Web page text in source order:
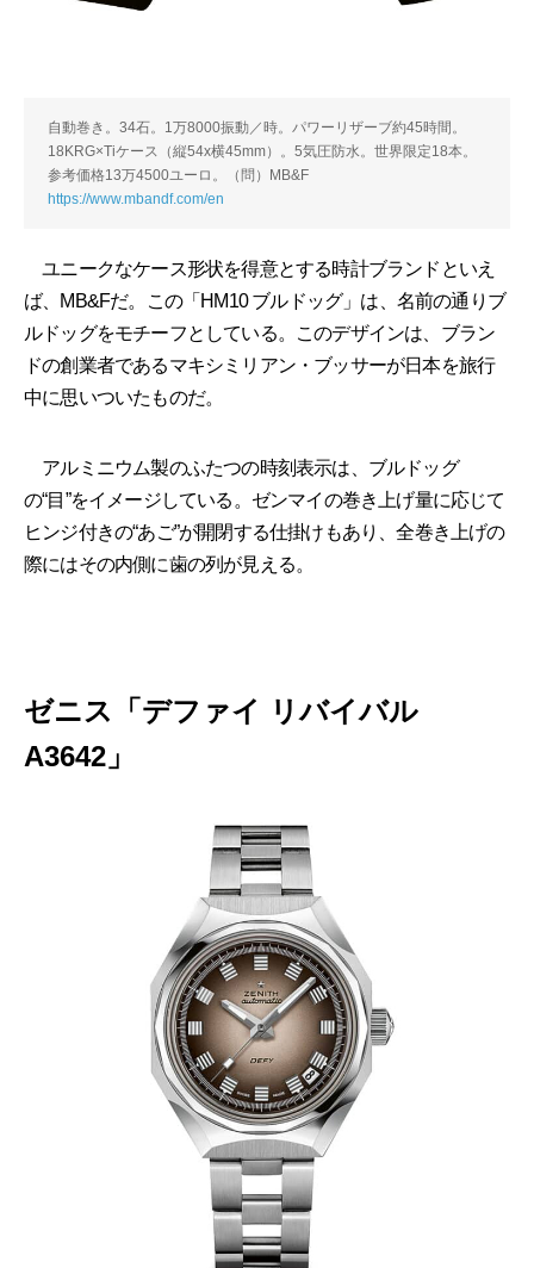
自動巻き。34石。1万8000振動／時。パワーリザーブ約45時間。
18KRG×Tiケース（縦54x横45mm）。5気圧防水。世界限定18本。
参考価格13万4500ユーロ。（問）MB&F
https://www.mbandf.com/en
ユニークなケース形状を得意とする時計ブランドといえ
ば、MB&Fだ。この「HM10 ブルドッグ」は、名前の通りブ
ルドッグをモチーフとしている。このデザインは、ブラン
ドの創業者であるマキシミリアン・ブッサーが日本を旅行
中に思いついたものだ。
アルミニウム製のふたつの時刻表示は、ブルドッグ
の“目”をイメージしている。ゼンマイの巻き上げ量に応じて
ヒンジ付きの“あご”が開閉する仕掛けもあり、全巻き上げの
際にはその内側に歯の列が見える。
ゼニス「デファイ リバイバル
A3642」